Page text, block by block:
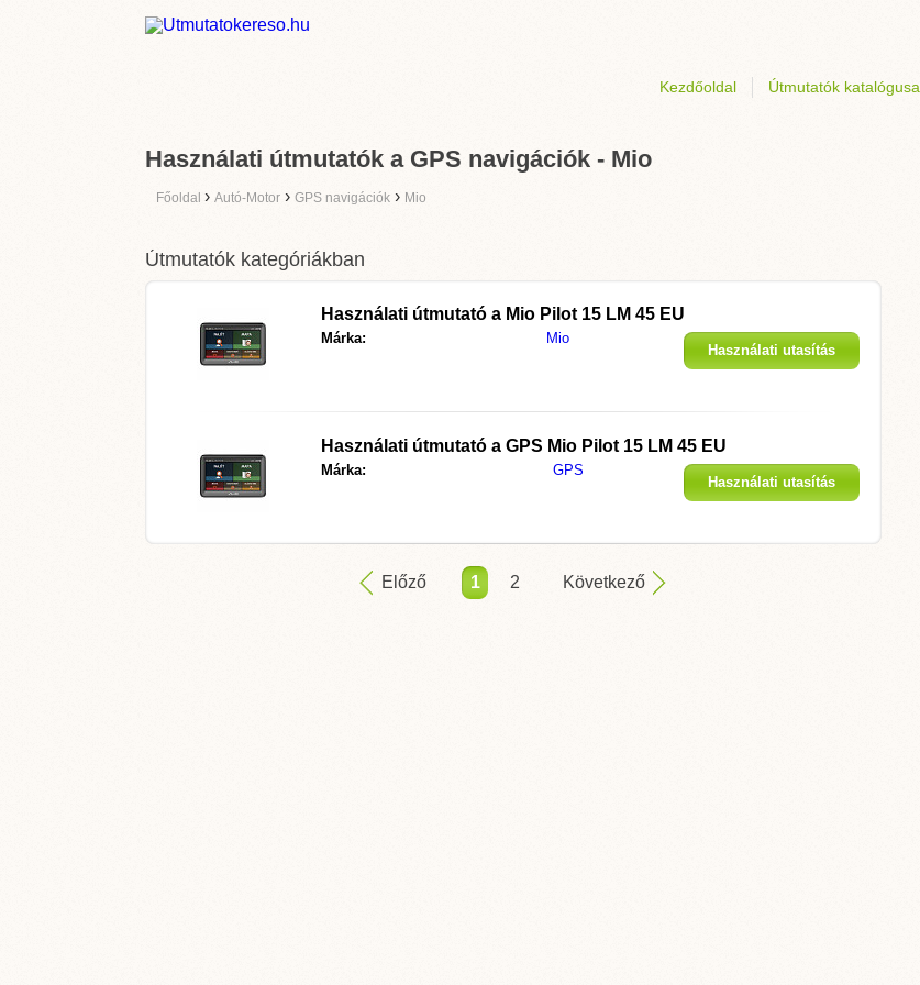
Kezdőoldal Útmutatók katalógusa
Használati útmutatók a GPS navigációk - Mio
Főoldal › Autó-Motor › GPS navigációk › Mio
Útmutatók kategóriákban
Használati útmutató a Mio Pilot 15 LM 45 EU
Márka: Mio
Használati utasítás
Használati útmutató a GPS Mio Pilot 15 LM 45 EU
Márka: GPS
Használati utasítás
Előző 1 2 Következő